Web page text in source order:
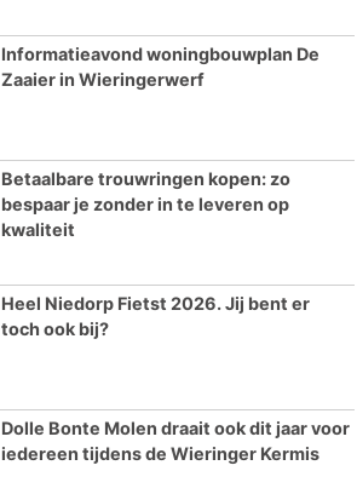
Informatieavond woningbouwplan De
Zaaier in Wieringerwerf
Betaalbare trouwringen kopen: zo
bespaar je zonder in te leveren op
kwaliteit
Heel Niedorp Fietst 2026. Jij bent er
toch ook bij?
Dolle Bonte Molen draait ook dit jaar voor
iedereen tijdens de Wieringer Kermis